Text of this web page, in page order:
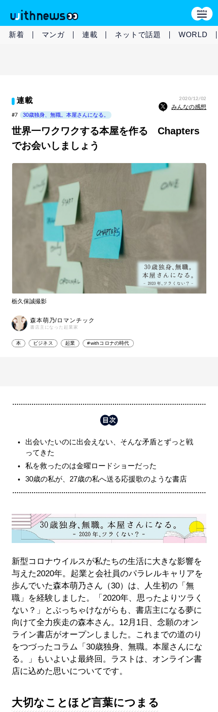
新着 マンガ 連載 ネットで話題 WORLD
連載 2020/12/02
みんなの感想
#7 30歳独身、無職。本屋さんになる。
世界一ワクワクする本屋を作る Chapters
でお会いしましょう
栃久保誠撮影
森本萌乃/ロマンチック
書店主になった起業家
本 ビジネス 起業 #withコロナの時代
出会いたいのに出会えない、そんな矛盾とずっと戦
ってきた
私を救ったのは金曜ロードショーだった
30歳の私が、27歳の私へ送る応援歌のような書店
新型コロナウイルスが私たちの生活に大きな影響を
与えた2020年。起業と会社員のパラレルキャリアを
歩んでいた森本萌乃さん（30）は、人生初の「無
職」を経験しました。「2020年、思ったよりツラく
ない？」とぶっちゃけながらも、書店主になる夢に
向けて全力疾走の森本さん。12月1日、念願のオン
ライン書店がオープンしました。これまでの道のり
をつづったコラム「30歳独身、無職。本屋さんにな
る。」もいよいよ最終回。ラストは、オンライン書
店に込めた思いについてです。
大切なことほど言葉につまる